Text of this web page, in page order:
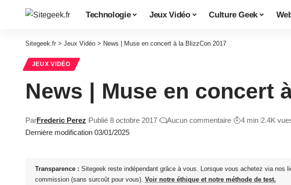
Technologie Jeux Vidéo Culture Geek
Sitegeek.fr > Jeux Vidéo > News | Muse en concert à la BlizzCon 2017
JEUX VIDÉO
News | Muse en concert
Dernière modification 03/01/2025
ParFrederic Perez Publié 8 octobre 2017 Aucun commentaire 4 min 2.4K
Transparence : Sitegeek reste indépendant grâce à vous. Lorsque vous achetez via nos
commission (sans surcoût pour vous). Voir notre éthique et notre méthode de test.